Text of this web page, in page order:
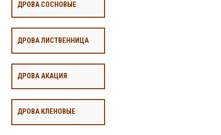
ДРОВА СОСНОВЫЕ
ДРОВА ЛИСТВЕННИЦА
ДРОВА АКАЦИЯ
ДРОВА КЛЕНОВЫЕ